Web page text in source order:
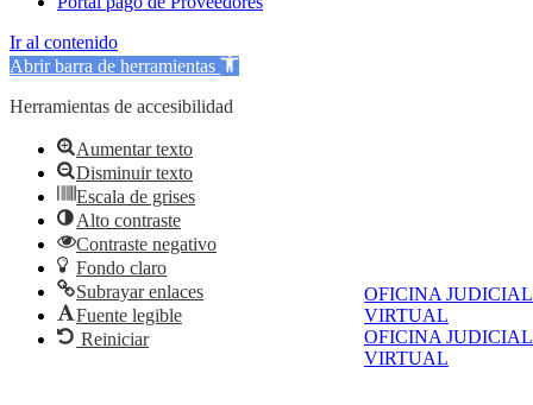
OFICINA JUDICIAL
VIRTUAL
OFICINA JUDICIAL
VIRTUAL
Ir al contenido
Abrir barra de herramientas
Herramientas de accesibilidad
Aumentar texto
Disminuir texto
Escala de grises
Alto contraste
Contraste negativo
Fondo claro
Subrayar enlaces
Fuente legible
Reiniciar